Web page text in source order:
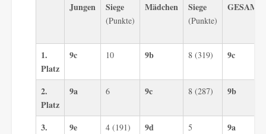
Jungen Siege
(Punkte)
Mädchen Siege
(Punkte)
GESAMT
1.
Platz
9c 10 9b 8 (319) 9c
2.
Platz
9a 6 9c 8 (287) 9b
3.
9e 4 (191) 9d 5 9a